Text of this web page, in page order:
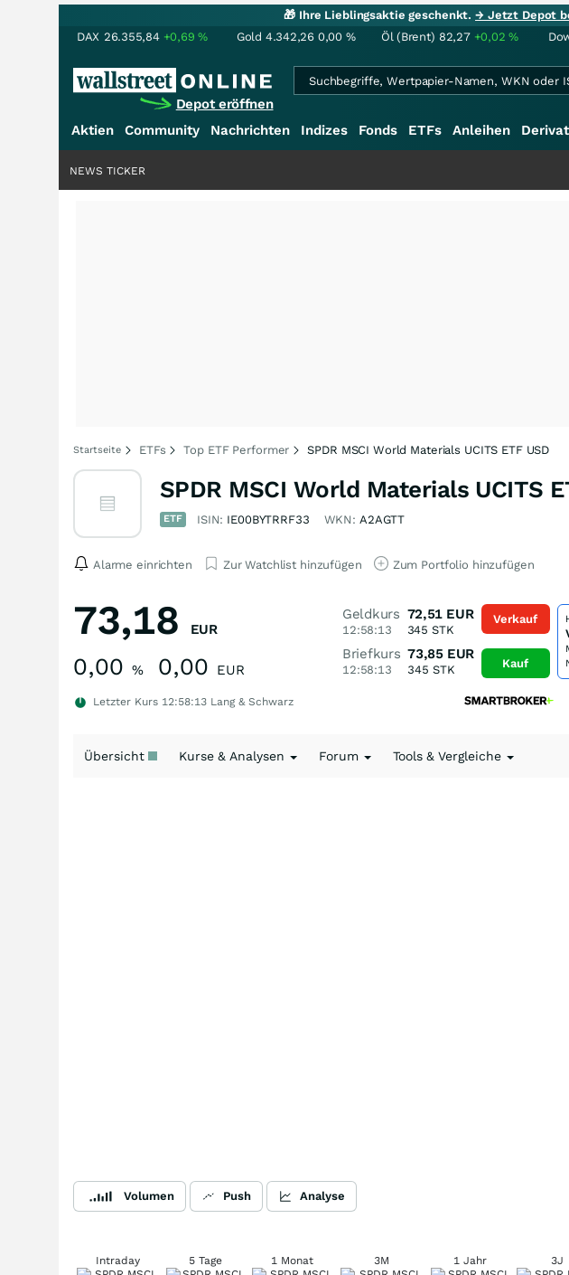
🎁 Ihre Lieblingsaktie geschenkt.→ Jetzt Depot
DAX 26.355,84 +0,69% Gold 4.342,26 0,00 % Öl (Brent) 82,27 +0,02%
Depot eröffnen
Aktien Community Nachrichten Indizes Fonds ETFs Anleihen
NEWS TICKER
Startseite ETFs Top ETF Performer SPDR MSCI World Materials UCITS ETF USD
SPDR MSCI World Materials UCITS
ETF ISIN: IE00BYTRRF33 WKN: A2AGTT
Alarme einrichten Zur Watchlist hinzufügen Zum Portfolio hinzufügen
73,18 EUR
0,00 % 0,00 EUR
Letzter Kurs 12:58:13 Lang & Schwarz
Geldkurs
12:58:13
72,51 EUR
345 STK
Briefkurs
12:58:13
73,85 EUR
345 STK
Verkauf
Kauf
Übersicht Kurse & Analysen Forum Tools & Vergleiche
Volumen Push Analyse
Intraday 5 Tage 1 Monat 3M 1 Jahr 3J